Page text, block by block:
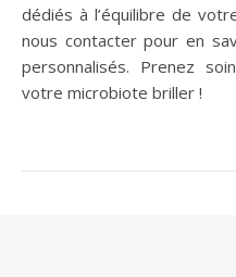
dédiés à l’équilibre de
nous contacter pour en
personnalisés. Prenez
votre microbiote briller !